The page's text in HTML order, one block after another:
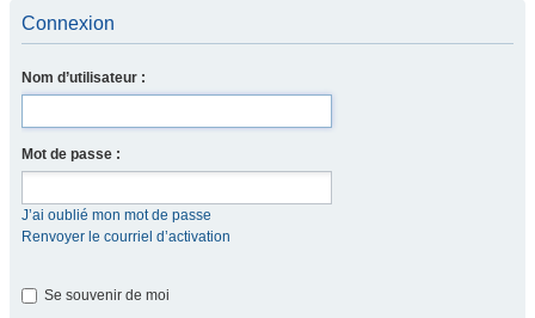
Connexion
Nom d’utilisateur :
Mot de passe :
J’ai oublié mon mot de passe
Renvoyer le courriel d’activation
Se souvenir de moi